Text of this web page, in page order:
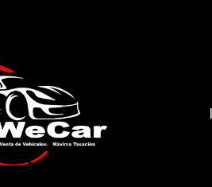
VOLKSWAGEN Passat 1.9 TDi